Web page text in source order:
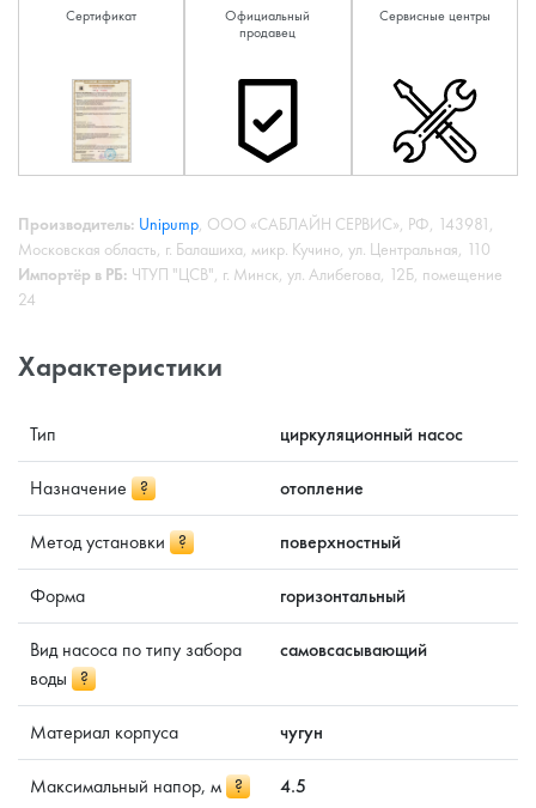
Сертификат
Официальный
продавец
Сервисные центры
Производитель: Unipump, ООО «САБЛАЙН СЕРВИС», РФ, 143981,
Московская область, г. Балашиха, микр. Кучино, ул. Центральная, 110
Импортёр в РБ: ЧТУП "ЦСВ", г. Минск, ул. Алибегова, 12Б, помещение
24
Характеристики
Тип циркуляционный насос
Назначение ? отопление
Метод установки ? поверхностный
Форма горизонтальный
Вид насоса по типу забора
воды ?
самовсасывающий
Материал корпуса чугун
Максимальный напор, м ? 4.5